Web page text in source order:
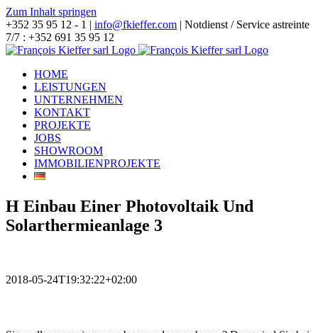
Zum Inhalt springen
+352 35 95 12 - 1 | info@fkieffer.com | Notdienst / Service astreinte
7/7 : +352 691 35 95 12
HOME
LEISTUNGEN
UNTERNEHMEN
KONTAKT
PROJEKTE
JOBS
SHOWROOM
IMMOBILIENPROJEKTE
H Einbau Einer Photovoltaik Und
Solarthermieanlage 3
2018-05-24T19:32:22+02:00